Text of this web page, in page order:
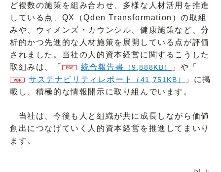
ど複数の施策を組み合わせ、多様な人材活用を推進
している点、QX（Qden Transformation）の取組
みや、ウィメンズ・カウンシル、健康施策など、分
析的かつ先進的な人材施策を展開している点が評価
されました。当社の人的資本経営に関するこうした
取組みは、「
統合報告書 （9,888KB）
」や「
サステナビリティレポート
（41,751KB）
」に掲
載し、積極的な情報開示に取り組んでいます。
当社は、今後も人と組織が共に成長しながら価値
創出につなげていく人的資本経営を推進してまいり
ます。